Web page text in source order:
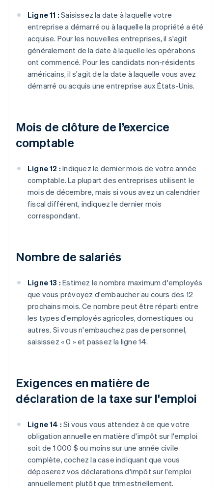
Ligne 11 : Saisissez la date à laquelle votre
entreprise a démarré ou à laquelle la propriété a été
acquise. Pour les nouvelles entreprises, il s'agit
généralement de la date à laquelle les opérations
ont commencé. Pour les candidats non-résidents
américains, il s'agit de la date à laquelle vous avez
démarré ou acquis une entreprise aux États-Unis.
Mois de clôture de l’exercice
comptable
Ligne 12 : Indiquez le dernier mois de votre année
comptable. La plupart des entreprises utilisent le
mois de décembre, mais si vous avez un calendrier
fiscal différent, indiquez le dernier mois
correspondant.
Nombre de salariés
Ligne 13 : Estimez le nombre maximum d'employés
que vous prévoyez d'embaucher au cours des 12
prochains mois. Ce nombre peut être réparti entre
les types d'employés agricoles, domestiques ou
autres. Si vous n'embauchez pas de personnel,
saisissez « 0 » et passez la ligne 14.
Exigences en matière de
déclaration de la taxe sur l'emploi
Ligne 14 : Si vous vous attendez à ce que votre
obligation annuelle en matière d'impôt sur l'emploi
soit de 1 000 $ ou moins sur une année civile
complète, cochez la case indiquant que vous
déposerez vos déclarations d'impôt sur l'emploi
annuellement plutôt que trimestriellement.